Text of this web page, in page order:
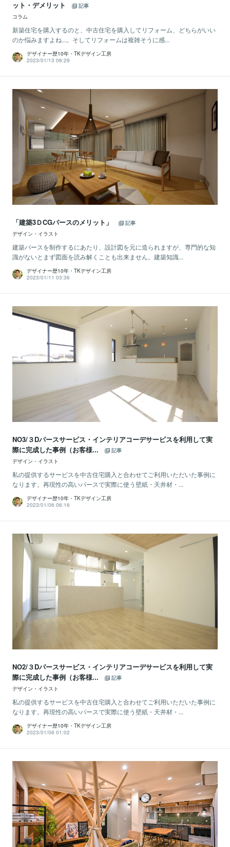
ット・デメリット
記事
コラム
新築住宅を購入するのと、中古住宅を購入してリフォーム、どちらがいい
のか悩みますよね...。そしてリフォームは複雑そうに感...
デザイナー歴10年・TKデザイン工房
2023/01/13 06:29
「建築3ＤCGパースのメリット」
記事
デザイン・イラスト
建築パースを制作するにあたり、設計図を元に造られますが、専門的な知
識がないとまず図面を読み解くことも出来ません。建築知識...
デザイナー歴10年・TKデザイン工房
2023/01/11 03:36
NO3/３Dパースサービス・インテリアコーデサービスを利用して実
際に完成した事例（お客様...
記事
デザイン・イラスト
私の提供するサービスを中古住宅購入と合わせてご利用いただいた事例に
なります。再現性の高いパースで実際に使う壁紙・天井材・...
デザイナー歴10年・TKデザイン工房
2023/01/06 06:16
NO2/３Dパースサービス・インテリアコーデサービスを利用して実
際に完成した事例（お客様...
記事
デザイン・イラスト
私の提供するサービスを中古住宅購入と合わせてご利用いただいた事例に
なります。再現性の高いパースで実際に使う壁紙・天井材・...
デザイナー歴10年・TKデザイン工房
2023/01/06 01:02